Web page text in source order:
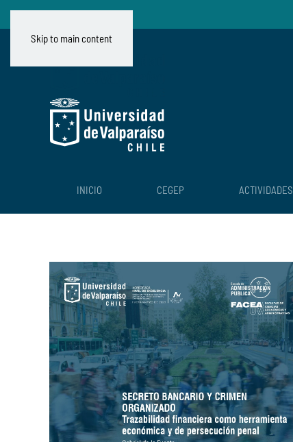
Skip to main content
INICIO CEGEP ACTIVIDADES